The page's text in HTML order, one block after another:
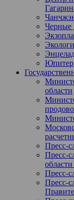
Черные
Юпитер
области
Пресс-
Пресс-
Пресс-
Пресс-